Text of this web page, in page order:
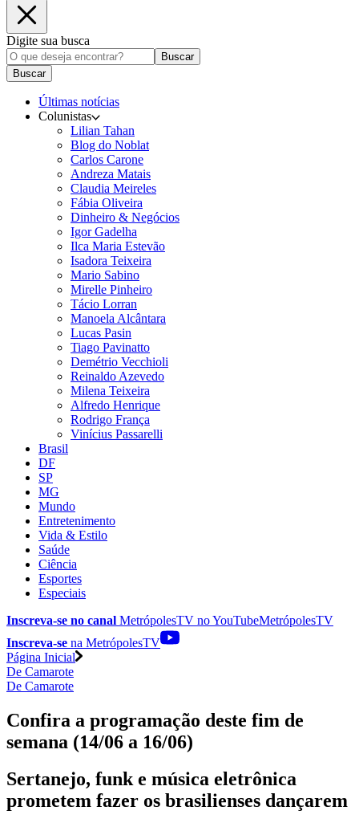
Digite sua busca
Buscar
Buscar
Últimas notícias
Colunistas
Lilian Tahan
Blog do Noblat
Carlos Carone
Andreza Matais
Claudia Meireles
Fábia Oliveira
Dinheiro & Negócios
Igor Gadelha
Ilca Maria Estevão
Isadora Teixeira
Mario Sabino
Mirelle Pinheiro
Tácio Lorran
Manoela Alcântara
Lucas Pasin
Tiago Pavinatto
Demétrio Vecchioli
Reinaldo Azevedo
Milena Teixeira
Alfredo Henrique
Rodrigo França
Vinícius Passarelli
Brasil
DF
SP
MG
Mundo
Entretenimento
Vida & Estilo
Saúde
Ciência
Esportes
Especiais
Inscreva-se no canal MetrópolesTV noYouTubeMetrópolesTV
Inscreva-se na MetrópolesTV
Página Inicial
De Camarote
De Camarote
Confira a programação deste fim de
semana (14/06 a 16/06)
Sertanejo, funk e música eletrônica
prometem fazer os brasilienses dançarem